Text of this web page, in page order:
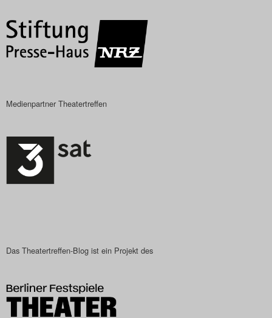
Das Theatertreffen-Blog
2018 Alumni
Das Theatertreffen-Blog
Das Theatertreffen-Blog
2022
Das Theatertreffen-Blog
2023
Medienpartner Theatertreffen
Das Theatertreffen-Blog ist ein Projekt des